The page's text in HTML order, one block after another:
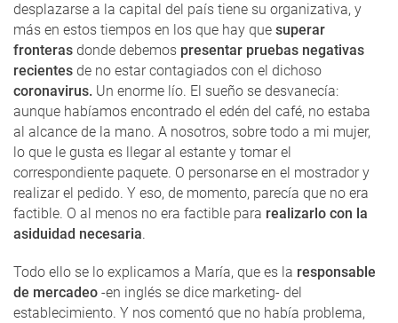
desplazarse a la capital del país tiene su organizativa, y
más en estos tiempos en los que hay que superar
fronteras donde debemos presentar pruebas negativas
recientes de no estar contagiados con el dichoso
coronavirus. Un enorme lío. El sueño se desvanecía:
aunque habíamos encontrado el edén del café, no estaba
al alcance de la mano. A nosotros, sobre todo a mi mujer,
lo que le gusta es llegar al estante y tomar el
correspondiente paquete. O personarse en el mostrador y
realizar el pedido. Y eso, de momento, parecía que no era
factible. O al menos no era factible para realizarlo con la
asiduidad necesaria.
Todo ello se lo explicamos a María, que es la responsable
de mercadeo -en inglés se dice marketing- del
establecimiento. Y nos comentó que no había problema,